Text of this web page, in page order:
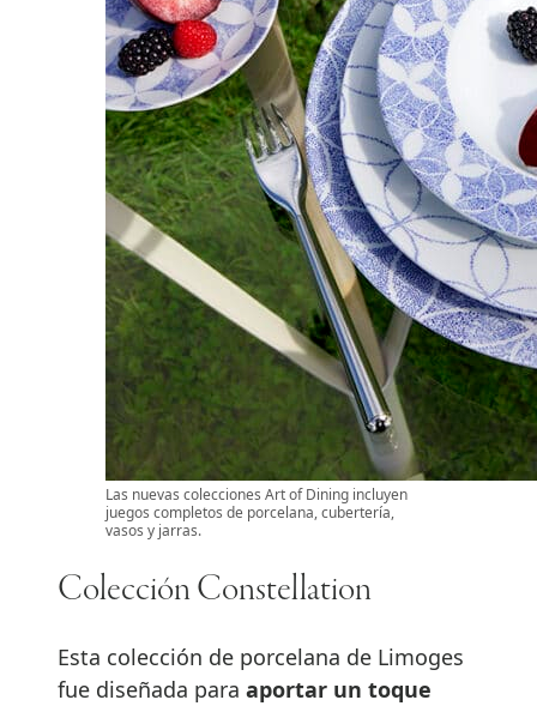
Las nuevas colecciones Art of Dining incluyen
juegos completos de porcelana, cubertería,
vasos y jarras.
Colección Constellation
Esta colección de porcelana de Limoges
fue diseñada para aportar un toque